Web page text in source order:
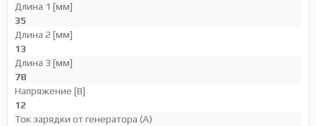
Длина 1 [мм]
35
Длина 2 [мм]
13
Длина 3 [мм]
78
Напряжение [В]
12
Ток зарядки от генератора (А)